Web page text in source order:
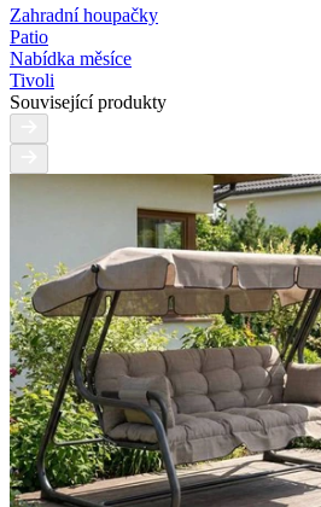
Zahradní houpačky
Patio
Nabídka měsíce
Tivoli
Související produkty